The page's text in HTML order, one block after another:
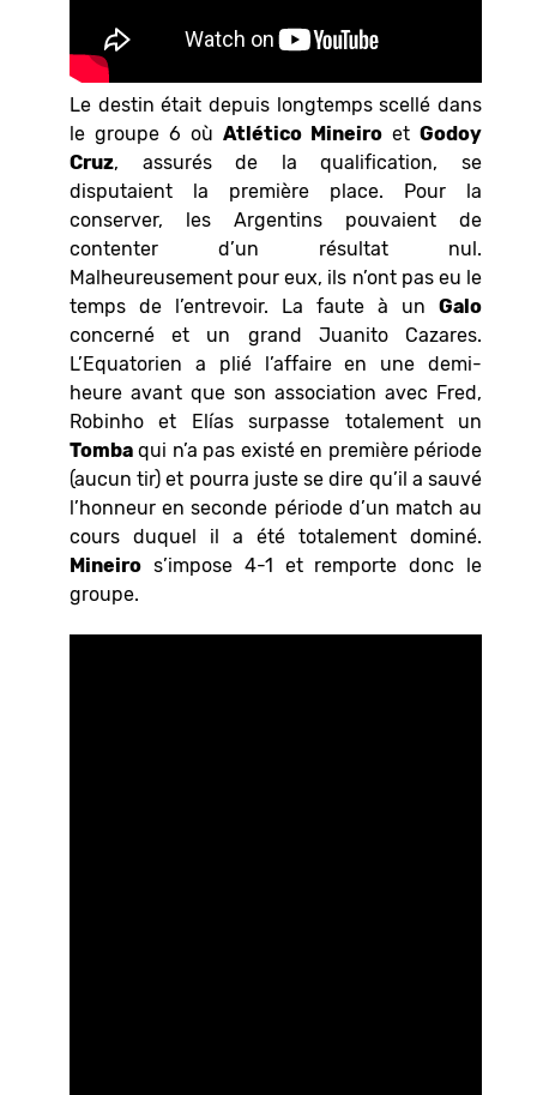
Le destin était depuis longtemps scellé dans
le groupe 6 où Atlético Mineiro et Godoy
Cruz, assurés de la qualification, se
disputaient la première place. Pour la
conserver, les Argentins pouvaient de
contenter d’un résultat nul.
Malheureusement pour eux, ils n’ont pas eu le
temps de l’entrevoir. La faute à un Galo
concerné et un grand Juanito Cazares.
L’Equatorien a plié l’affaire en une demi-
heure avant que son association avec Fred,
Robinho et Elías surpasse totalement un
Tomba qui n’a pas existé en première période
(aucun tir) et pourra juste se dire qu’il a sauvé
l’honneur en seconde période d’un match au
cours duquel il a été totalement dominé.
Mineiro s’impose 4-1 et remporte donc le
groupe.